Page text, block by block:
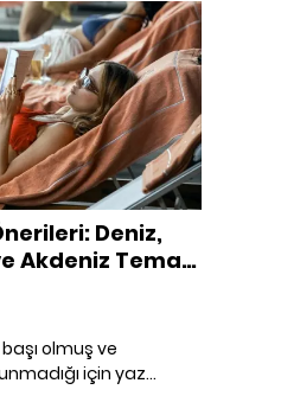
Deniz,
Akdeniz Temalı
olmuş ve
için yaz